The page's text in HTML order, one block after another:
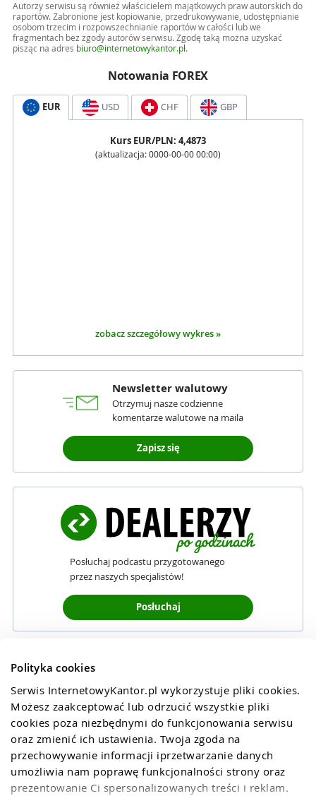
Polityka cookies
Serwis InternetowyKantor.pl wykorzystuje pliki cookies.
Możesz zaakceptować lub odrzucić wszystkie pliki
cookies poza niezbędnymi do funkcjonowania serwisu
oraz zmienić ich ustawienia. Twoja zgoda na
przechowywanie informacji iprzetwarzanie danych
umożliwia nam poprawę funkcjonalności strony oraz
prezentowanie Ci spersonalizowanych treści i reklam.
Autorzy serwisu są również właścicielem majątkowych praw autorskich do
raportów. Zabronione jest kopiowanie, przedrukowywanie, udostępnianie
osobom trzecim i rozpowszechnianie raportów w całości lub we
fragmentach bez zgody autorów serwisu. Zgodę taką można uzyskać
pisząc na adres biuro@internetowykantor.pl .
Notowania FOREX
EUR USD CHF GBP
Kurs EUR/PLN: 4,4873
(aktualizacja: 0000-00-00 00:00)
zobacz szczegółowy wykres »
Newsletter walutowy
Otrzymuj nasze codzienne
komentarze walutowe na maila
Zapisz się
Posłuchaj podcastu przygotowanego
przez naszych specjalistów!
Posłuchaj